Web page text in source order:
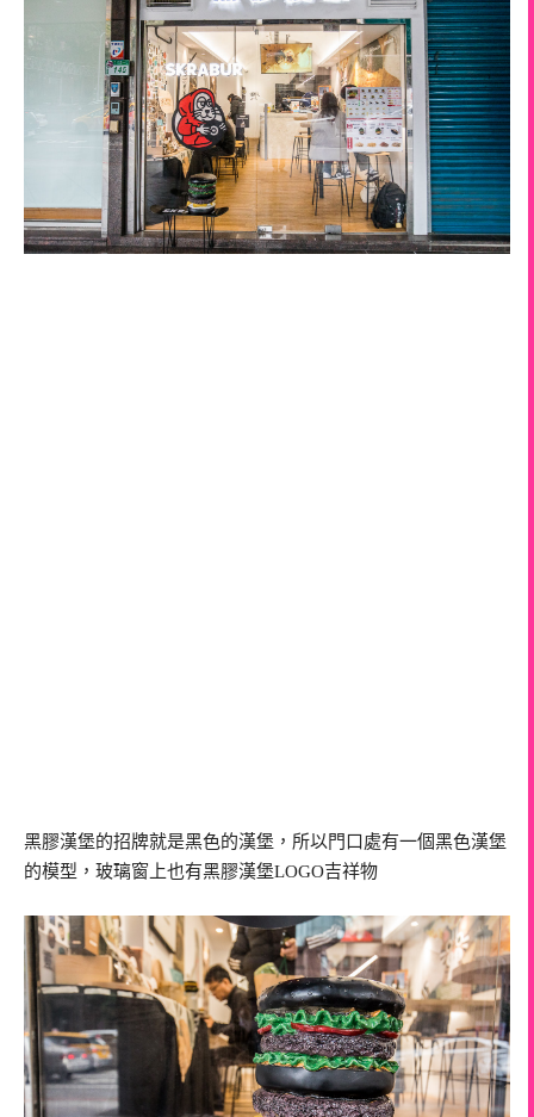
黑膠漢堡的招牌就是黑色的漢堡，所以門口處有一個黑色漢堡
的模型，玻璃窗上也有黑膠漢堡LOGO吉祥物